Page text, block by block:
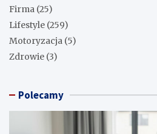
Firma (25)
Lifestyle (259)
Motoryzacja (5)
Zdrowie (3)
Polecamy